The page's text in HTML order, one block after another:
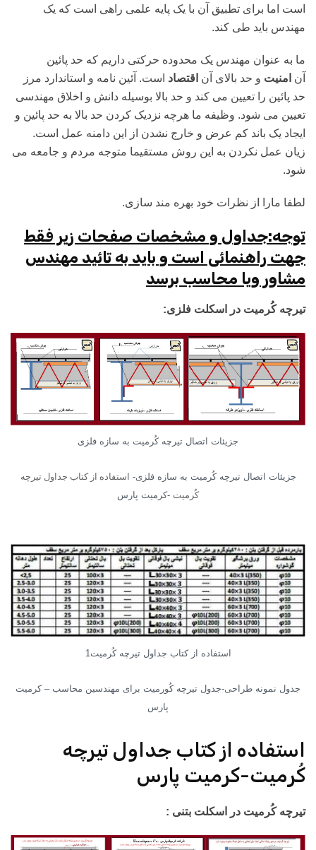
است اما برای تطبیق آن با یک پایه علمی راهی است که یک
مهندس باید طی کند.
ما به عنوان مهندس یک محدوده حرکتی داریم که حد پائین
آن امنیت و حد بالای آن اقتصاد است. آئین نامه و استاندارد مرز
حد پائین را تعیین می کند و حد بالا بوسیله دانش و اخلاق مهندسی
تعیین می شود. وظیفه ما هرچه نزدیک کردن حد بالا به حد پائین و
ایجاد یک باند کم عرض و خارج نشدن از این دامنه عمل است.
زیان عمل نکردن به این روش مستقیما متوجه مردم و جامعه می
شود.
لطفا مارا از نظرات خود بهره مند سازی.
توجه:جداول و مشخصات صفحات زیر فقط
جهت راهنمائی است و باید به تائید مهندس
مشاور ویا محاسب برسد
تیرچه کُرمیت در اسکلت فلزی:
جزیئات اتصال تیرچه کُرمیت به سازه فلزی
جزیئات اتصال تیرچه کُرمیت به سازه فلزی- استفاده از کتاب جداول تیرچه
کُرمیت -کرمیت پارس
استفاده از کتاب جداول تیرچه کُرمیت1
جدول نمونه طراحی-جدول تیرچه کُورمیت برای مهندسین محاسب – کرمیت
پارس
استفاده از کتاب جداول تیرچه
کُرمیت-کرمیت پارس
تیرچه کُرمیت در اسکلت بتنی :